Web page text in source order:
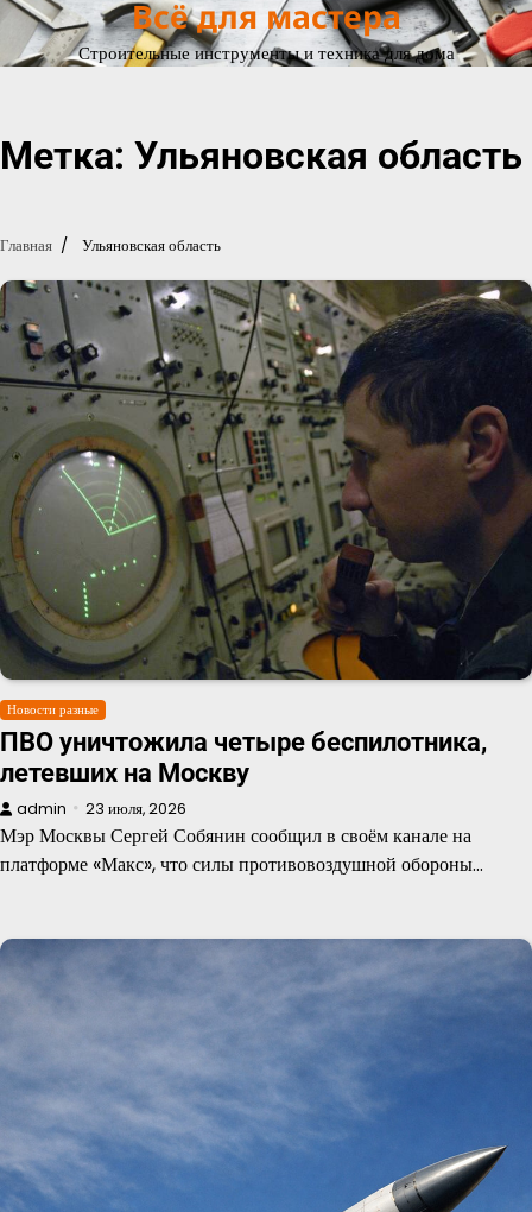
Перейти
содержимому
Всё для мастера
Строительные инструменты и техника для дома
Метка: Ульяновская область
Главная Ульяновская область
Новости разные
ПВО уничтожила четыре беспилотника,
летевших на Москву
admin 23 июля, 2026
Мэр Москвы Сергей Собянин сообщил в своём канале на
платформе «Макс», что силы противовоздушной обороны…